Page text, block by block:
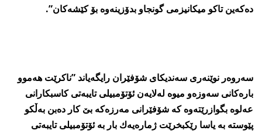
ده‌كه‌ین تاكو میكانیزمی گونجاو بدۆزینه‌وه‌ بۆ كێشه‌كان”.
سه‌روه‌ر نوێنه‌ری سه‌ندیكای شۆفێران رایگه‌یاند ”ناكرێت هه‌موو
باره‌كانی سه‌وزه‌و میوه‌ له‌لایه‌ن ئۆتۆمبیلی تایبه‌تی كاسبكارانی
عه‌لوه‌ بگوازرێته‌وه‌ كه‌ شۆفێرانی مه‌رزه‌كه‌ بێ كار ده‌بن به‌ڵكو
پێوسته‌ به‌ یاسا رێكبخرێت ژماره‌یه‌ك بار به‌ ئۆتۆمبیلی تایبه‌تی